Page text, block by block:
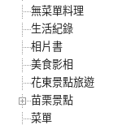
無菜單料理
生活紀錄
相片書
美食影相
花東景點旅遊
苗栗景點
菜單